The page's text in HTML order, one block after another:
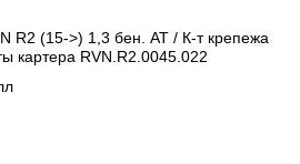
R2 (15->) 1,3 бен. AT / К-т крепежа
картера RVN.R2.0045.022